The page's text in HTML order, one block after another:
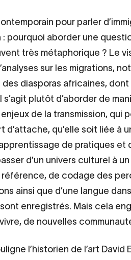
pour parler
pourquoi aborder une
très métaphorique ? Le
sur les migrations,
des diasporas africaines,
s’agit plutôt d’aborder de
de la transmission, qui
d’attache, qu’elle soit liée à
de pratiques et
d’un univers culturel à
de codage des
ainsi que d’une langue
enregistrés. Mais cela
de nouvelles
l’historien de l’art